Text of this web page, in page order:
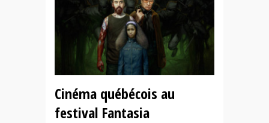
Cinéma québécois au
festival Fantasia